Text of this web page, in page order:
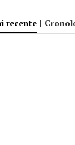
recente |